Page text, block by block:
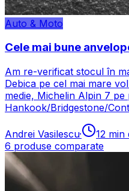
Auto & Moto
Cele mai bune
Am re-verificat stocul în
Debica pe cel mai mare
medie, Michelin Alpin 7 pe
Hankook/Bridgestone/
Andrei Vasilescu· 12 min
6 produse comparate